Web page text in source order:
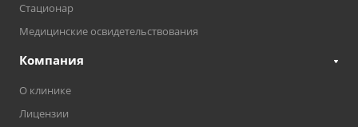
Стационар
Медицинские освидетельствования
Компания
О клинике
Лицензии